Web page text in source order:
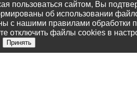
пользоваться сайтом, Вы
об использовании
с нашими правилами обработки
отключить файлы cookies в
Принять